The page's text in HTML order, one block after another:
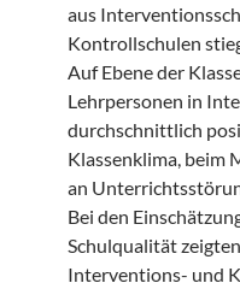
aus
Kontrollschulen
Auf Ebene der
Lehrpersonen in
durchschnittlich
Klassenklima, beim
an
Bei den
Schulqualität
Interventions- und